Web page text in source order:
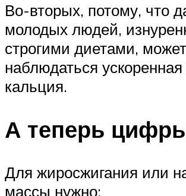
Во-вторых, потому, что
молодых людей,
строгими диетами, может
наблюдаться ускоренная
кальция.
А теперь
Для жиросжигания или
массы нужно: